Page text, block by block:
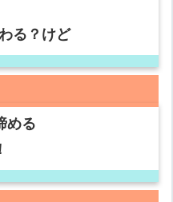
る？けど
める